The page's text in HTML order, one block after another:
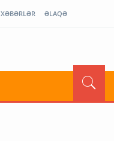
XƏBƏRLƏR ƏLAQƏ